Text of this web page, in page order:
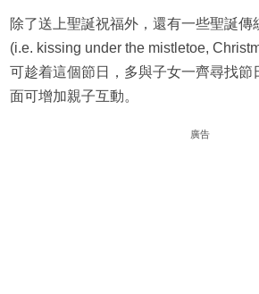
除了送上聖誕祝福外，還有一些聖誕傳
(i.e. kissing under the mistletoe,
可趁着這個節日，多與子女一齊尋找節
面可增加親子互動。
廣告